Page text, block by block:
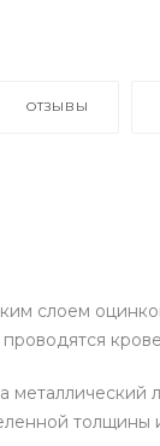
ОТЗЫВЫ
слоем